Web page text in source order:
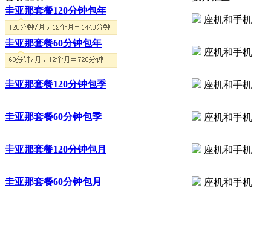
圭亚那套餐120分钟包年
座机和手机
圭亚那套餐60分钟包年
座机和手机
圭亚那套餐120分钟包季 座机和手机
圭亚那套餐60分钟包季 座机和手机
圭亚那套餐120分钟包月 座机和手机
圭亚那套餐60分钟包月 座机和手机